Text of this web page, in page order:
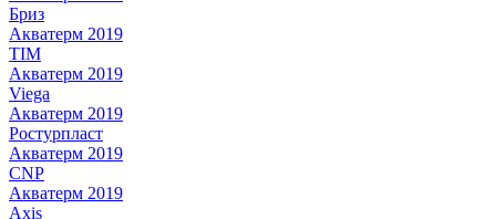
Бриз
Акватерм 2019
TIM
Акватерм 2019
Viega
Акватерм 2019
Ростурпласт
Акватерм 2019
CNP
Акватерм 2019
Axis